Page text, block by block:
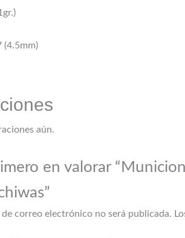
(4.5mm)
aún.
en valorar
correo electrónico no será publicada.